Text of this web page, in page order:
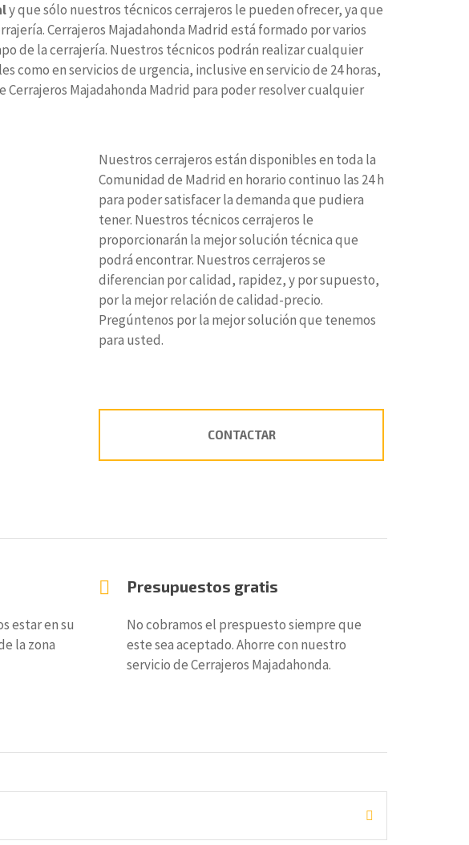
y que sólo nuestros técnicos cerrajeros le pueden ofrecer, ya que
Cerrajeros Majadahonda Madrid está formado por varios
de la cerrajería. Nuestros técnicos podrán realizar cualquier
como en servicios de urgencia, inclusive en servicio de 24 horas,
Majadahonda Madrid para poder resolver cualquier
Nuestros cerrajeros están disponibles en toda la
Comunidad de Madrid en horario continuo las 24 h
para poder satisfacer la demanda que pudiera
tener. Nuestros técnicos cerrajeros le
proporcionarán la mejor solución técnica que
podrá encontrar. Nuestros cerrajeros se
diferencian por calidad, rapidez, y por supuesto,
por la mejor relación de calidad-precio.
Pregúntenos por la mejor solución que tenemos
para usted.
CONTACTAR
estar en su
la zona
Presupuestos gratis
No cobramos el prespuesto siempre que
este sea aceptado. Ahorre con nuestro
servicio de Cerrajeros Majadahonda.